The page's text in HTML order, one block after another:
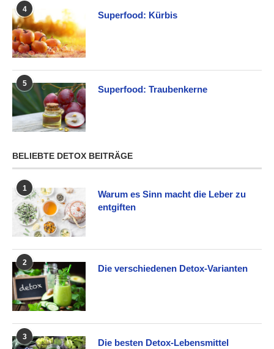
4
Superfood: Kürbis
5
Superfood: Traubenkerne
BELIEBTE DETOX BEITRÄGE
1
Warum es Sinn macht die Leber zu
entgiften
2
Die verschiedenen Detox-Varianten
3
Die besten Detox-Lebensmittel